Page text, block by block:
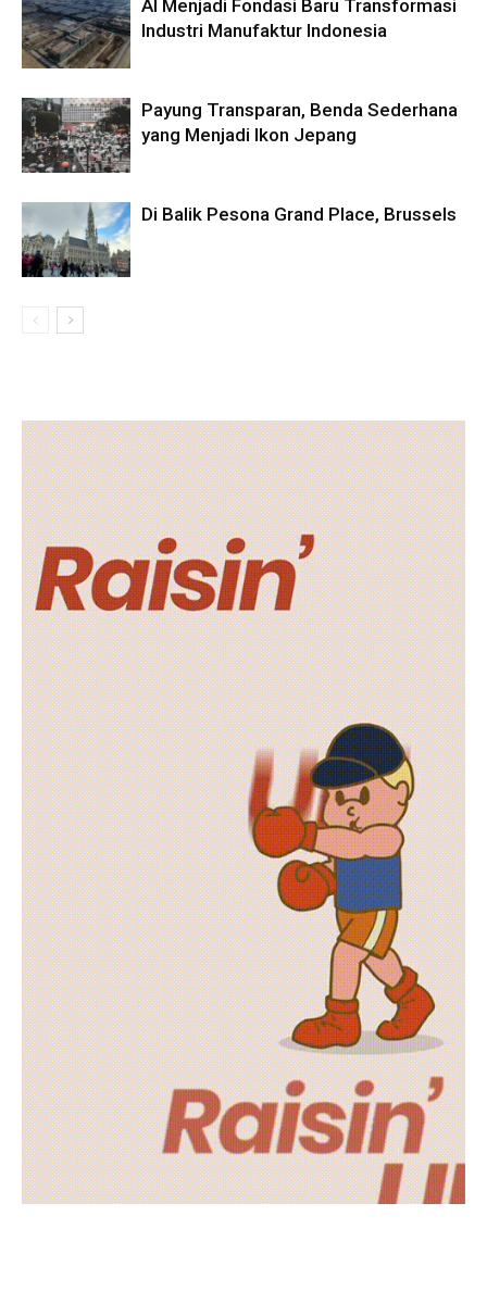
AI Menjadi Fondasi Baru Transformasi
Industri Manufaktur Indonesia
Payung Transparan, Benda Sederhana
yang Menjadi Ikon Jepang
Di Balik Pesona Grand Place, Brussels